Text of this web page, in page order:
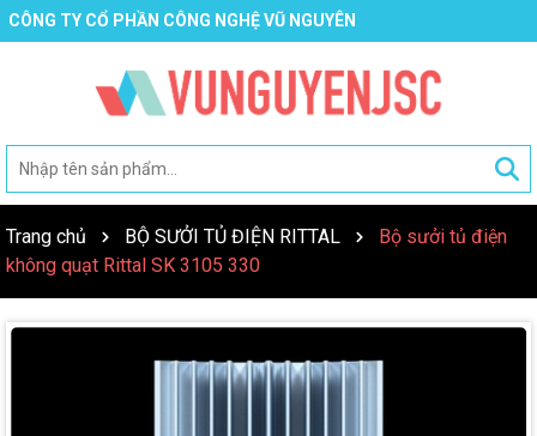
CÔNG TY CỔ PHẦN CÔNG NGHỆ VŨ NGUYÊN
Trang chủ BỘ SƯỞI TỦ ĐIỆN RITTAL
Bộ sưởi tủ điện
không quạt Rittal SK 3105 330